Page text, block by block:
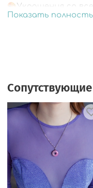
🎨Украшения со
ювелирной смолой.
Показать